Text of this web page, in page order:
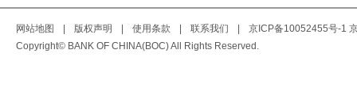
网站地图 版权声明 使用条款 联系我们 京ICP备10052455号-1
Copyright© BANK OF CHINA(BOC) All Rights Reserved.